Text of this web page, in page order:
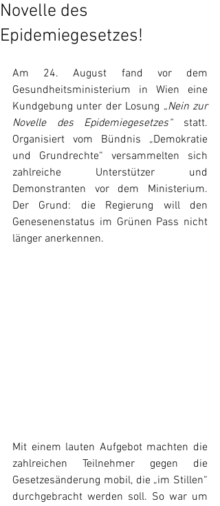
Novelle des
Epidemiegesetzes!
Am 24. August fand vor dem
Gesundheitsministerium in Wien eine
Kundgebung unter der Losung „Nein zur
Novelle des Epidemiegesetzes“ statt.
Organisiert vom Bündnis „Demokratie
und Grundrechte“ versammelten sich
zahlreiche Unterstützer und
Demonstranten vor dem Ministerium.
Der Grund: die Regierung will den
Genesenenstatus im Grünen Pass nicht
länger anerkennen.
Mit einem lauten Aufgebot machten die
zahlreichen Teilnehmer gegen die
Gesetzesänderung mobil, die „im Stillen“
durchgebracht werden soll. So war um